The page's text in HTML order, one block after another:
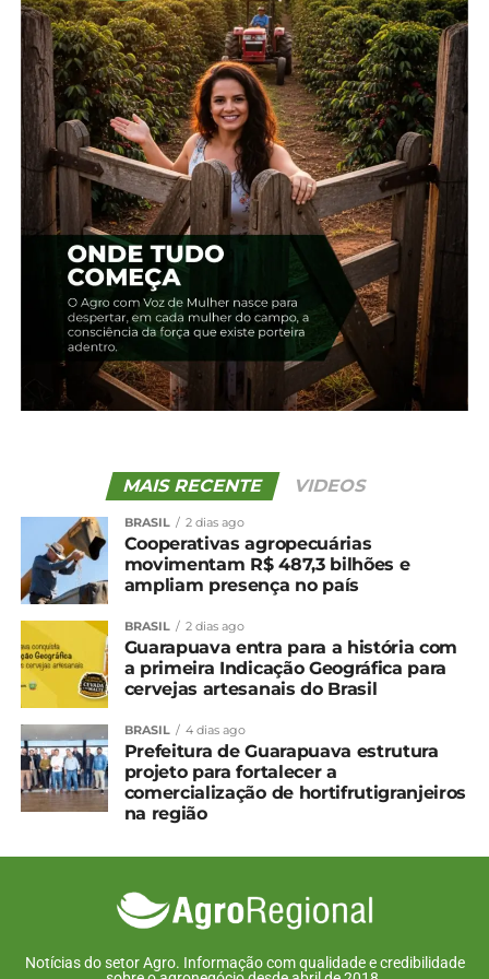
empresas como oGoogledeixar de participar
desse mercado. A big tech anunciou que neste
ano não vai permitir propagandas eleitorais em
suas plataformas no Brasil.
As propagandas eleitorais que começam hoje (16)
não devem ser confundidas com o horário eleitoral
gratuito em rádio e TV, que será transmitido de 30
de agosto a 3 de outubro. O uso desses meios de
comunicação de massa é mais restrito, sendo
proibida a contratação de espaço publicitário além
do tempo estipulado pela Justiça Eleitoral para
cada partido.
As caminhadas, passeatas e carreatas estão
liberadas, desde que ocorram entre as 8h e as 22h e
como em reuniões e comícios. Não há necessidade
de autorização pela polícia, mas as autoridades de
segurança precisam ser avisadas com, no mínimo,
24 horas de antecedência ao ato de campanha.
propaganda eleitoral podem ser
vistas numacartilhaproduzida pelo Tribunal
Regional Eleitoral de Pernambuco (TRE-PE).
*Agência Brasil com edição
Compartilhe isso:
Relacionado
MAIS RECENTE VIDEOS
BRASIL 2 dias ago
Cooperativas agropecuárias
movimentam R$ 487,3 bilhões e
ampliam presença no país
BRASIL 2 dias ago
Guarapuava entra para a história com
a primeira Indicação Geográfica para
cervejas artesanais do Brasil
BRASIL 4 dias ago
Prefeitura de Guarapuava estrutura
projeto para fortalecer a
comercialização de hortifrutigranjeiros
na região
Notícias do setor Agro. Informação com qualidade e credibilidade